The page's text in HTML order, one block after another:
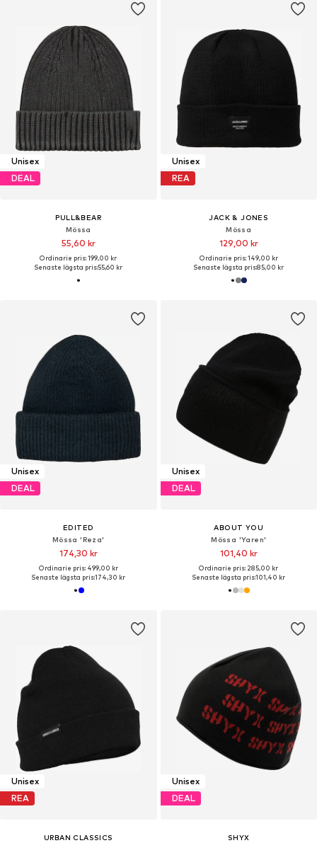
Unisex
DEAL
PULL&BEAR
Mössa
55,60 kr
Ordinarie pris: 199,00 kr
Senaste lägsta pris:55,60 kr
Unisex
REA
JACK & JONES
Mössa
129,00 kr
Ordinarie pris: 149,00 kr
Senaste lägsta pris:85,00 kr
Unisex
DEAL
EDITED
Mössa 'Reza'
174,30 kr
Ordinarie pris: 499,00 kr
Senaste lägsta pris:174,30 kr
Unisex
DEAL
ABOUT YOU
Mössa 'Yaren'
101,40 kr
Ordinarie pris: 285,00 kr
Senaste lägsta pris:101,40 kr
Unisex
REA
URBAN CLASSICS
Unisex
DEAL
SHYX